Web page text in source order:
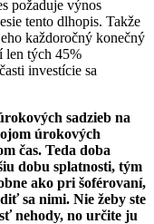
požaduje výnos
tento dlhopis. Takže
každoročný konečný
len tých 45%
investície sa
sadzieb na
úrokových
čas. Teda doba
dobu splatnosti, tým
ako pri šoférovaní,
sa nimi. Nie žeby ste
nehody, no určite ju